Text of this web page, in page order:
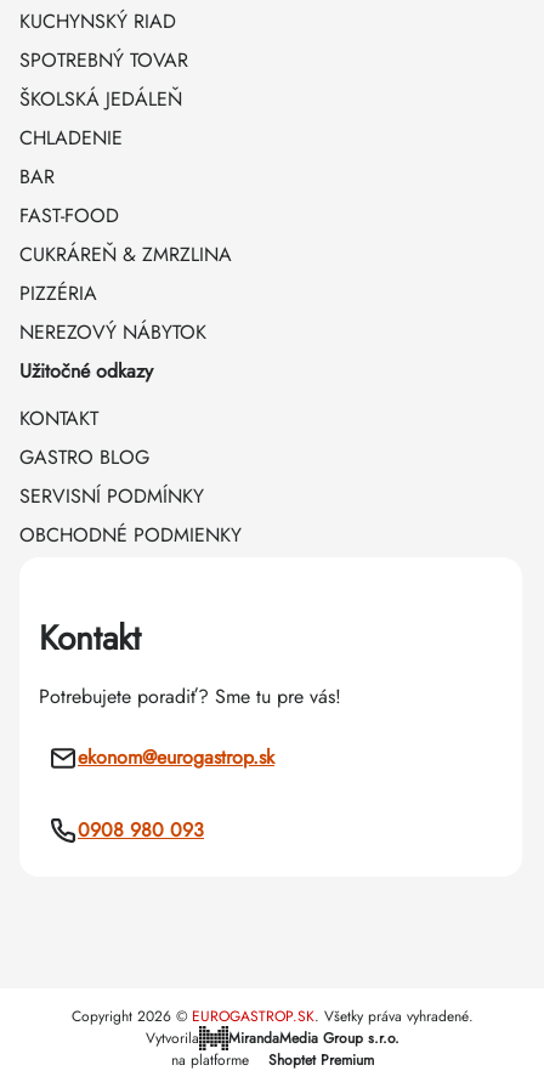
KUCHYNSKÝ RIAD
SPOTREBNÝ TOVAR
ŠKOLSKÁ JEDÁLEŇ
CHLADENIE
BAR
FAST-FOOD
CUKRÁREŇ & ZMRZLINA
PIZZÉRIA
NEREZOVÝ NÁBYTOK
Užitočné odkazy
KONTAKT
GASTRO BLOG
SERVISNÍ PODMÍNKY
OBCHODNÉ PODMIENKY
Kontakt
Potrebujete poradiť? Sme tu pre vás!
ekonom@eurogastrop.sk
0908 980 093
Vytvorila
MirandaMedia Group s.r.o.
na platforme
Shoptet Premium
Copyright 2026 EUROGASTROP.SK. Všetky práva vyhradené.